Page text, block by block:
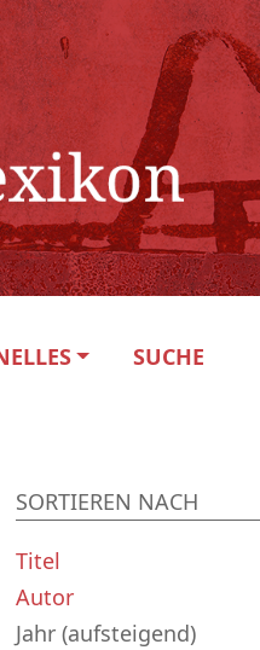
SUCHE
SORTIEREN NACH
Titel
Autor
Jahr (aufsteigend)